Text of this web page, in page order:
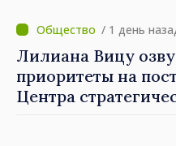
некоторые налоги»
/ 1 день
Лилиана Вицу
приоритеты на
Центра